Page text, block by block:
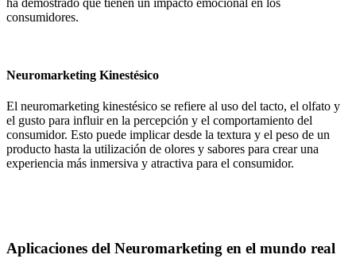
consumidores.
Neuromarketing Kinestésico
El neuromarketing kinestésico se refiere al uso del tacto, el olfato y
el gusto para influir en la percepción y el comportamiento del
consumidor. Esto puede implicar desde la textura y el peso de un
producto hasta la utilización de olores y sabores para crear una
experiencia más inmersiva y atractiva para el consumidor.
Aplicaciones del Neuromarketing en el mundo real